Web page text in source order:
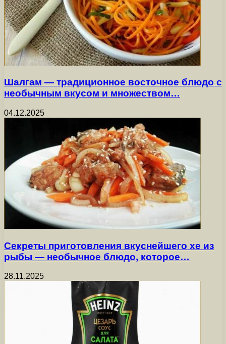
Шалгам — традиционное восточное блюдо с
необычным вкусом и множеством…
04.12.2025
Секреты приготовления вкуснейшего хе из
рыбы — необычное блюдо, которое…
28.11.2025